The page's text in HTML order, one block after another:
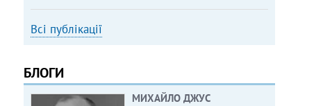
Всі публікації
БЛОГИ
МИХАЙЛО ДЖУС